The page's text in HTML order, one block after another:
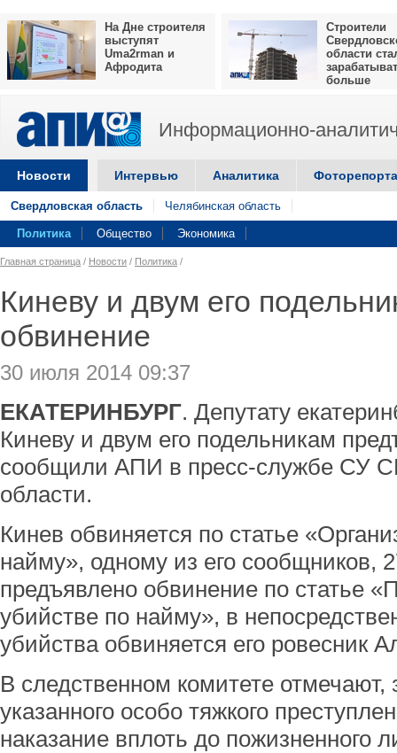
На Дне строителя
выступят
Uma2rman и
Афродита
Строители
области
больше
Информационно-
Новости Интервью Аналитика
Свердловская область Челябинская область
Политика Общество Экономика
Главная страница / Новости / Политика /
Киневу и двум его
обвинение
30 июля 2014 09:37
ЕКАТЕРИНБУРГ. Депутату
Киневу и двум его подельникам
сообщили АПИ в пресс-службе СУ
области.
Кинев обвиняется по статье
найму», одному из его сообщников,
предъявлено обвинение по статье
убийстве по найму», в
убийства обвиняется его ровесник
В следственном комитете
указанного особо тяжкого
наказание вплоть до пожизненного